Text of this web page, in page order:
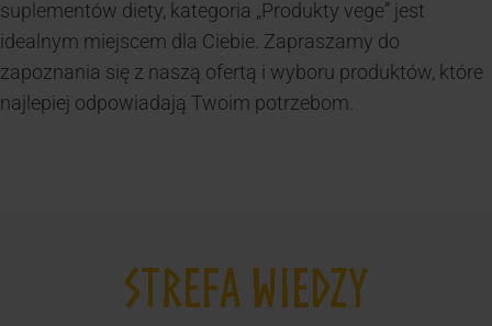
suplementów diety, kategoria „Produkty vege” jest
idealnym miejscem dla Ciebie. Zapraszamy do
zapoznania się z naszą ofertą i wyboru produktów, które
najlepiej odpowiadają Twoim potrzebom.
STREFA WIEDZY